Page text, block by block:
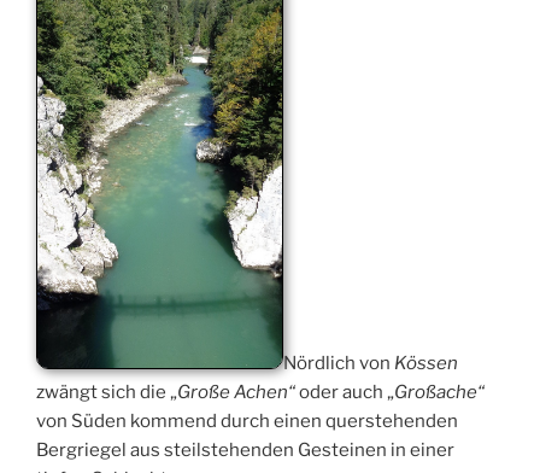
Nördlich von Kössen
zwängt sich die „Große Achen“oder auch „Großache“
von Süden kommend durch einen querstehenden
Bergriegel aus steilstehenden Gesteinen in einer